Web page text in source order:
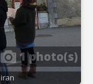
1 photo(s)